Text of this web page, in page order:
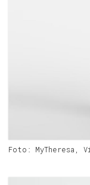
Foto: MyTheresa,